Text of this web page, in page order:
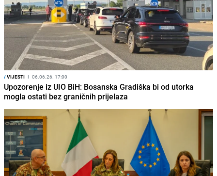
/VIJESTI I 06.06.26. 17:00
Upozorenje iz UIO BiH: Bosanska Gradiška bi od utorka
mogla ostati bez graničnih prijelaza